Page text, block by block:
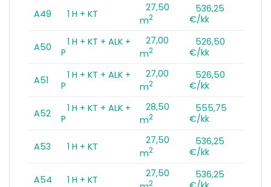
A49 1 H + KT
27,50
m2
536,25
€/kk
A50
1 H + KT + ALK +
P
27,00
m2
526,50
€/kk
A51
1 H + KT + ALK +
P
27,00
m2
526,50
€/kk
A52
1 H + KT + ALK +
P
28,50
m2
555,75
€/kk
A53 1 H + KT
27,50
m2
536,25
€/kk
A54 1 H + KT
27,50
2
536,25